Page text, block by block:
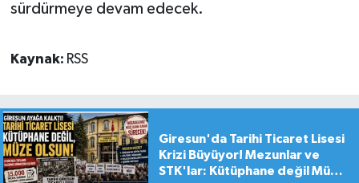
sürdürmeye devam edecek.
Kaynak: RSS
Giresun'da Tarihi Ticaret Lisesi
Krizi Büyüyor! Mezunlar ve
STK'lar: Kütüphane değil Müze